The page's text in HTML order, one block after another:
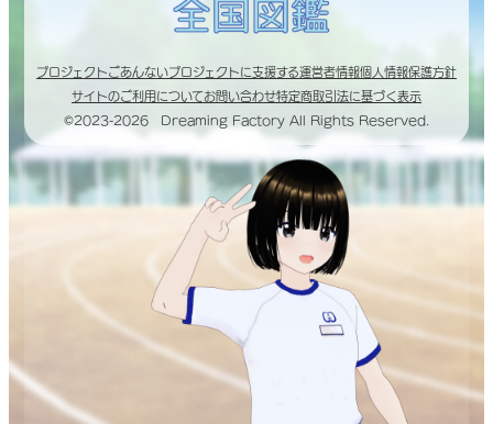
プロジェクトごあんないプロジェクトに支援する運営者情報個人情報保護方針
サイトのご利用についてお問い合わせ特定商取引法に基づく表示
©2023-2026 Dreaming Factory All Rights Reserved.